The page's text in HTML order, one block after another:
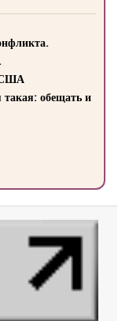
США
такая: обещать и